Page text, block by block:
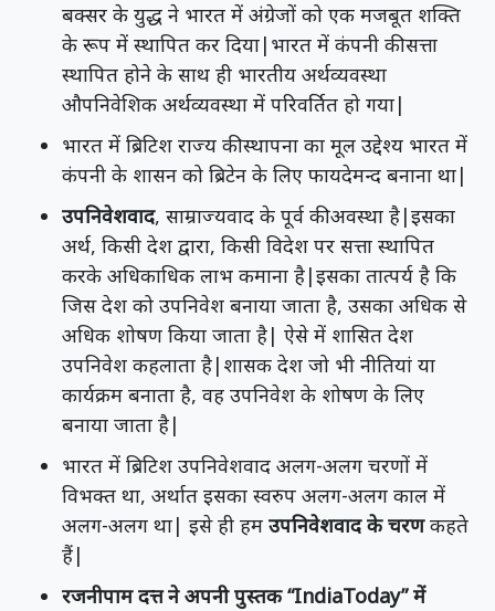
बक्सर के युद्ध ने भारत में अंग्रेजों को एक मजबूत शक्ति
के रूप में स्थापित कर दिया|भारत में कंपनी की सत्ता
स्थापित होने के साथ ही भारतीय अर्थव्यवस्था
औपनिवेशिक अर्थव्यवस्था में परिवर्तित हो गया|
भारत में ब्रिटिश राज्य की स्थापना का मूल उद्देश्य भारत में
कंपनी के शासन को ब्रिटेन के लिए फायदेमन्द बनाना था|
उपनिवेशवाद, साम्राज्यवाद के पूर्व की अवस्था है|इसका
अर्थ, किसी देश द्वारा, किसी विदेश पर सत्ता स्थापित
करके अधिकाधिक लाभ कमाना है|इसका तात्पर्य है कि
जिस देश को उपनिवेश बनाया जाता है, उसका अधिक से
अधिक शोषण किया जाता है| ऐसे में शासित देश
उपनिवेश कहलाता है|शासक देश जो भी नीतियां या
कार्यक्रम बनाता है, वह उपनिवेश के शोषण के लिए
बनाया जाता है|
भारत में ब्रिटिश उपनिवेशवाद अलग-अलग चरणों में
विभक्त था, अर्थात इसका स्वरुप अलग-अलग काल में
अलग-अलग था| इसे ही हम उपनिवेशवाद के चरणकहते
हैं|
रजनीपाम दत्त ने अपनी पुस्तक “IndiaToday” में